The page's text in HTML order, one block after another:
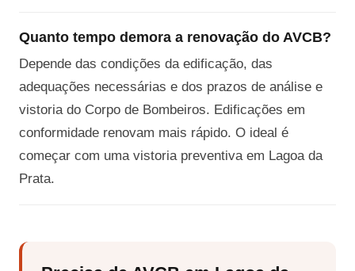
Quanto tempo demora a renovação do AVCB?
Depende das condições da edificação, das
adequações necessárias e dos prazos de análise e
vistoria do Corpo de Bombeiros. Edificações em
conformidade renovam mais rápido. O ideal é
começar com uma vistoria preventiva em Lagoa da
Prata.